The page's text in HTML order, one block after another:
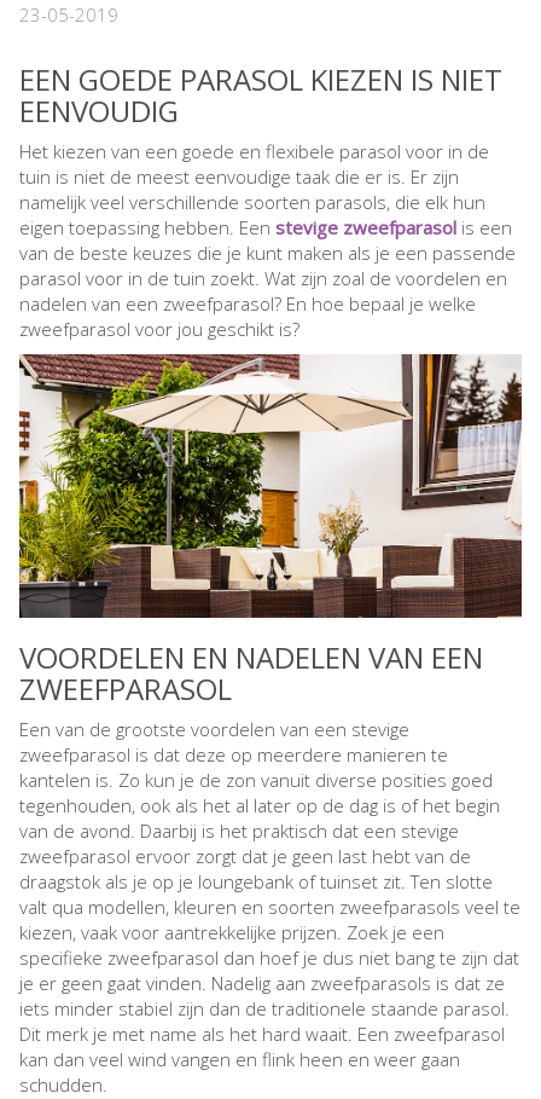
23-05-2019
EEN GOEDE PARASOL KIEZEN IS NIET
EENVOUDIG
Het kiezen van een goede en flexibele parasol voor in de
tuin is niet de meest eenvoudige taak die er is. Er zijn
namelijk veel verschillende soorten parasols, die elk hun
eigen toepassing hebben. Een stevige zweefparasol is een
van de beste keuzes die je kunt maken als je een passende
parasol voor in de tuin zoekt. Wat zijn zoal de voordelen en
nadelen van een zweefparasol? En hoe bepaal je welke
zweefparasol voor jou geschikt is?
VOORDELEN EN NADELEN VAN EEN
ZWEEFPARASOL
Een van de grootste voordelen van een stevige
zweefparasol is dat deze op meerdere manieren te
kantelen is. Zo kun je de zon vanuit diverse posities goed
tegenhouden, ook als het al later op de dag is of het begin
van de avond. Daarbij is het praktisch dat een stevige
zweefparasol ervoor zorgt dat je geen last hebt van de
draagstok als je op je loungebank of tuinset zit. Ten slotte
valt qua modellen, kleuren en soorten zweefparasols veel te
kiezen, vaak voor aantrekkelijke prijzen. Zoek je een
specifieke zweefparasol dan hoef je dus niet bang te zijn dat
je er geen gaat vinden. Nadelig aan zweefparasols is dat ze
iets minder stabiel zijn dan de traditionele staande parasol.
Dit merk je met name als het hard waait. Een zweefparasol
kan dan veel wind vangen en flink heen en weer gaan
schudden.